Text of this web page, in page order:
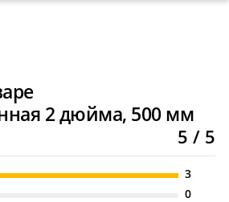
2 дюйма, 500 мм
5 / 5
3
0